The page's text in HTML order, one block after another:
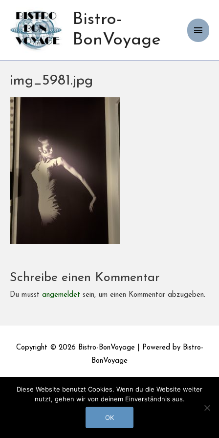
Bistro-
BonVoyage
img_5981.jpg
Schreibe einen Kommentar
Du musst angemeldet sein, um einen Kommentar abzugeben.
Copyright © 2026 Bistro-BonVoyage| Powered by Bistro-
BonVoyage
Diese Website benutzt Cookies. Wenn du die Website weiter
nutzt, gehen wir von deinem Einverständnis aus.
OK